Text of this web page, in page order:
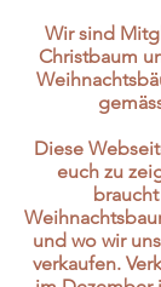
Wir sind
Christbaum
Diese
euch zu
und wo wir
verkaufen.